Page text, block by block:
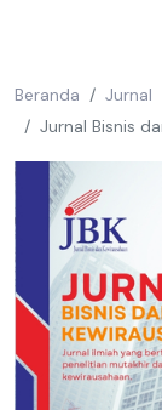
Beranda
Jurnal
Jurnal Bisnis